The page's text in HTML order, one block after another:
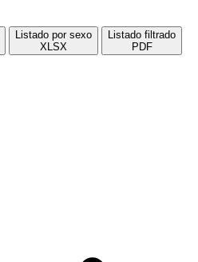
Listado por sexo
XLSX
Listado filtrado
PDF